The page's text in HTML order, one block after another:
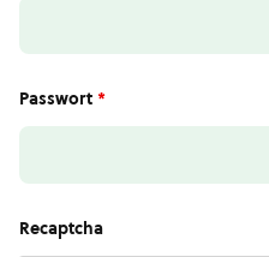
Passwort *
Recaptcha